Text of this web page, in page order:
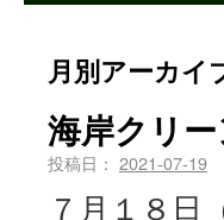
月別アーカイ
海岸クリ
投稿日： 2021-07-19
７月１８日